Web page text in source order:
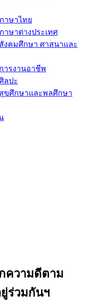
าษาไทย
าษาต่างประเทศ
งคมศึกษา ศาสนาและ
ารงานอาชีพ
ลปะ
ขศึกษาและพลศึกษา
ความดีตาม
ร่วมกันฯ